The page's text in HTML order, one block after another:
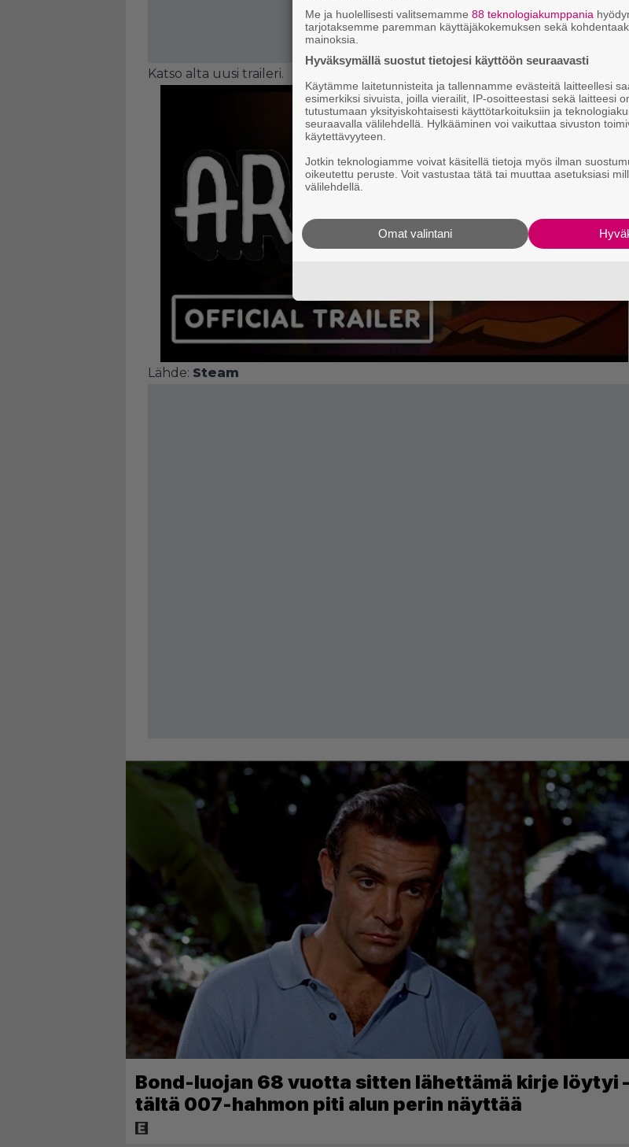
Katso alta uusi traileri.
Lähde: Steam
Bond-luojan 68 vuotta sitten lähettämä kirje löytyi
tältä 007-hahmon piti alun perin näyttää
Me ja huolellisesti valitsemamme 88 teknologiakumppania
tarjotaksemme paremman käyttäjäkokemuksen sekä
mainoksia.
Hyväksymällä suostut tietojesi käyttöön seuraavasti
Käytämme laitetunnisteita ja tallennamme evästeitä laitteellesi
esimerkiksi sivuista, joilla vierailit, IP-osoitteestasi sekä laitteesi
tutustumaan yksityiskohtaisesti käyttötarkoituksiin ja
seuraavalla välilehdellä. Hylkääminen voi vaikuttaa sivuston
käytettävyyteen.
Jotkin teknologiamme voivat käsitellä tietoja myös ilman
oikeutettu peruste. Voit vastustaa tätä tai muuttaa asetuksiasi
välilehdellä.
Omat valintani